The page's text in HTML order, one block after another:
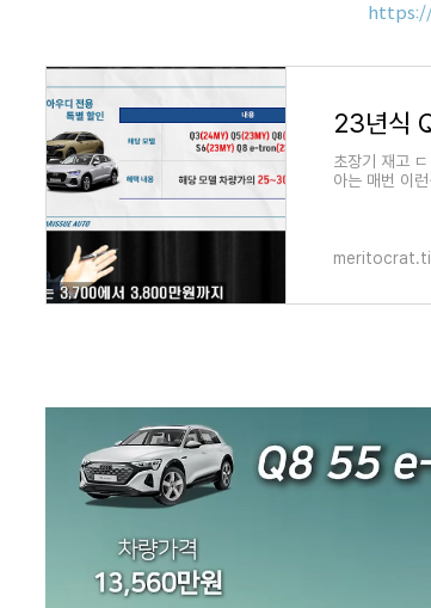
23년식
초장기 재고
아는 매번 이